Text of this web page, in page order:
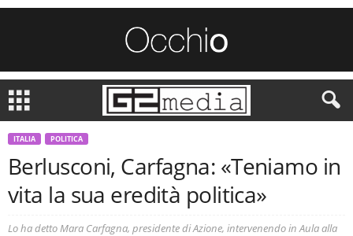
ITALIA POLITICA
Berlusconi, Carfagna: «Teniamo in
vita la sua eredità politica»
Lo ha detto Mara Carfagna, presidente di Azione, intervenendo in Aula alla